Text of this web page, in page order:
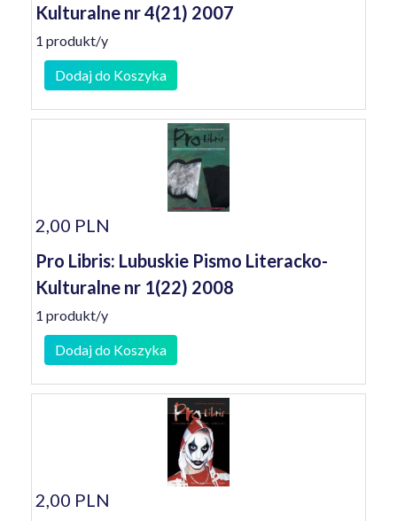
Kulturalne nr 4(21) 2007
1 produkt/y
Dodaj do Koszyka
2,00 PLN
Pro Libris: Lubuskie Pismo Literacko-
Kulturalne nr 1(22) 2008
1 produkt/y
Dodaj do Koszyka
2,00 PLN